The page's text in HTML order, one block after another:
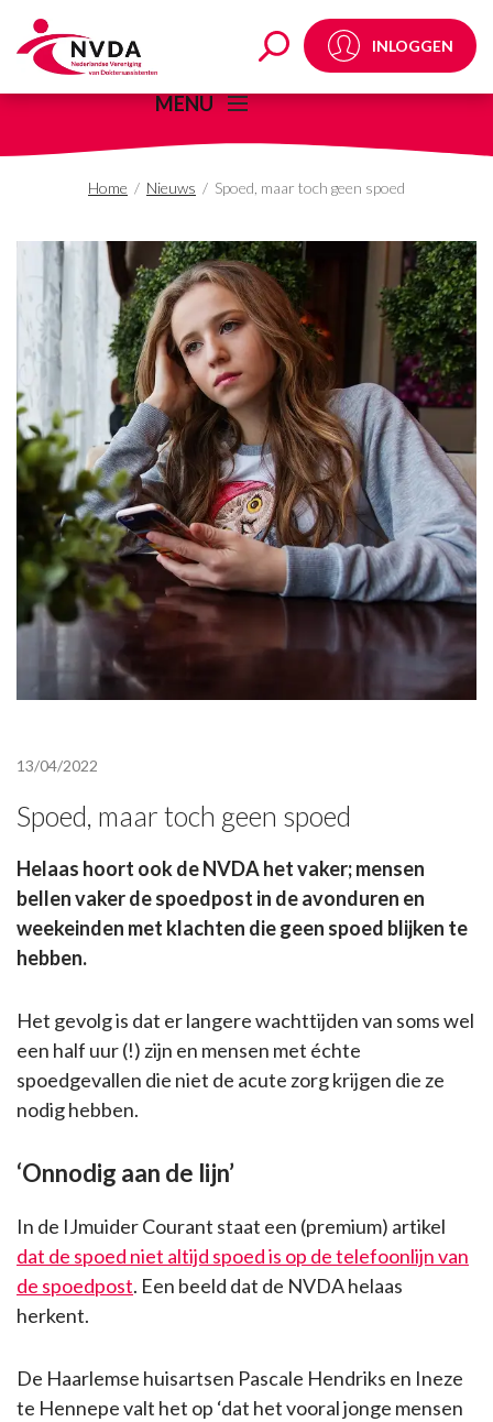
Spoed, maar tochINLOGGEN
MENU
Home / Nieuws / Spoed, maar toch geen spoed
13/04/2022
Spoed, maar toch geen spoed
Helaas hoort ook de NVDA het vaker; mensen
bellen vaker de spoedpost in de avonduren en
weekeinden met klachten die geen spoed blijken te
hebben.
Het gevolg is dat er langere wachttijden van soms wel
een half uur (!) zijn en mensen met échte
spoedgevallen die niet de acute zorg krijgen die ze
nodig hebben.
‘Onnodig aan de lijn’
In de IJmuider Courant staat een (premium) artikel
dat de spoed niet altijd spoed is op de telefoonlijn van
de spoedpost. Een beeld dat de NVDA helaas
herkent.
De Haarlemse huisartsen Pascale Hendriks en Ineze
te Hennepe valt het op ‘dat het vooral jonge mensen